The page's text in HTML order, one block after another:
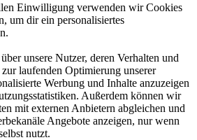
Einwilligung verwenden wir Cookies
um dir ein personalisiertes
unsere Nutzer, deren Verhalten und
laufenden Optimierung unserer
Werbung und Inhalte anzuzeigen
Außerdem können wir
mit externen Anbietern abgleichen und
Angebote anzeigen, nur wenn
nutzt.